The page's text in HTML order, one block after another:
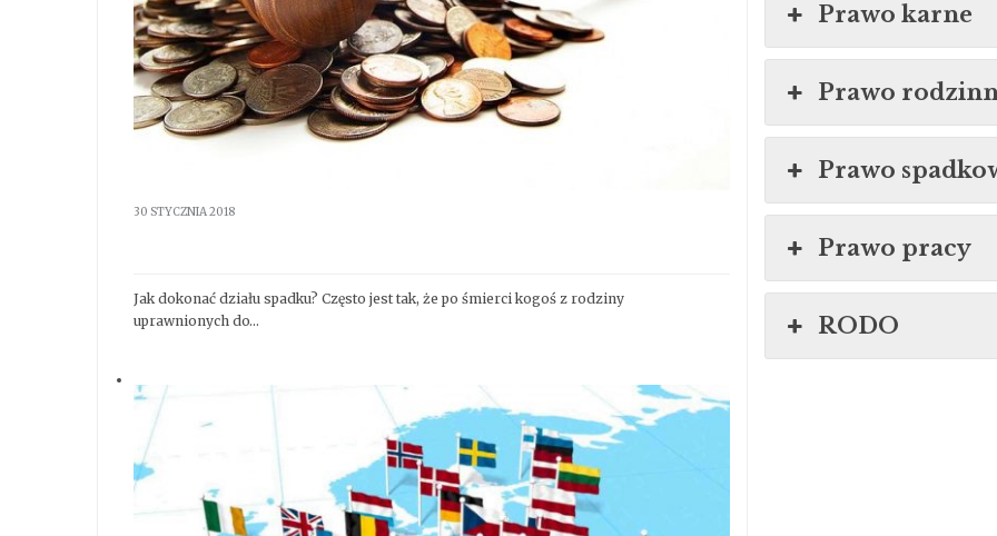
30 STYCZNIA 2018
Jak dokonać działu spadku? Często jest tak, że po śmierci kogoś z rodziny
uprawnionych do…
Prawo karne
Prawo
Prawo
Prawo pracy
RODO